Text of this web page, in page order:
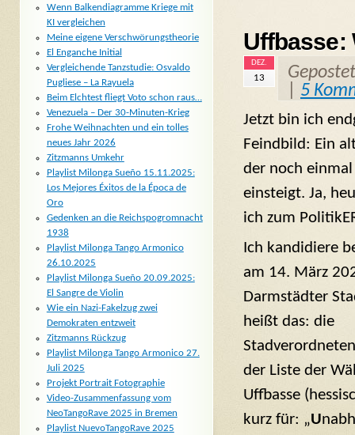
Uffbasse:
DEZ.
13
5
Jetzt bin ich
Feindbild: Ein
der noch
einsteigt. Ja,
ich zum
Ich kandidiere
am 14. März
Darmstädter
heißt das: die
der Liste der
Uffbasse
kurz für: „U
Wenn Balkendiagramme Kriege mit
KI vergleichen
Meine eigene Verschwörungstheorie
El Enganche Initial
Vergleichende Tanzstudie: Osvaldo
Pugliese – La Rayuela
Beim Elchtest fliegt Voto schon raus…
Venezuela – Der 30-Minuten-Krieg
Frohe Weihnachten und ein tolles
neues Jahr 2026
Zitzmanns Umkehr
Playlist Milonga Sueño 15.11.2025:
Los Mejores Éxitos de la Época de
Oro
Gedenken an die Reichspogromnacht
1938
Playlist Milonga Tango Armonico
26.10.2025
Playlist Milonga Sueño 20.09.2025:
El Sangre de Violin
Wie ein Nazi-Fakelzug zwei
Demokraten entzweit
Zitzmanns Rückzug
Playlist Milonga Tango Armonico 27.
Juli 2025
Projekt Portrait Fotographie
Video-Zusammenfassung vom
NeoTangoRave 2025 in Bremen
Playlist NuevoTangoRave 2025